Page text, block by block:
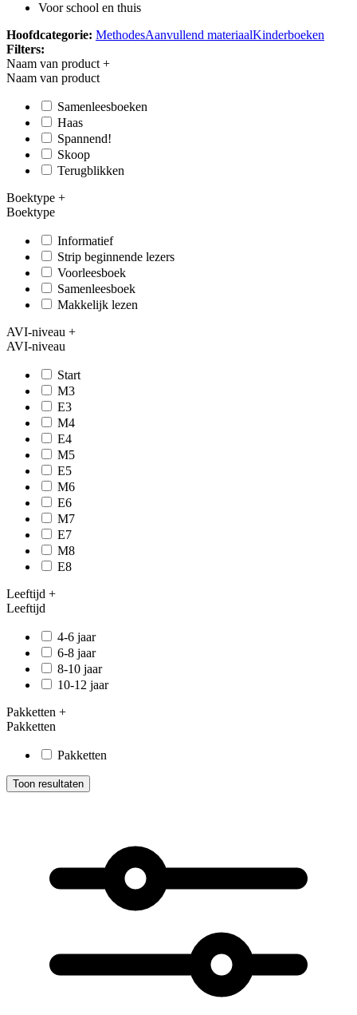
Voor school en thuis
Hoofdcategorie: MethodesAanvullend materiaalKinderboeken
Filters:
Naam van product +
Naam van product
Samenleesboeken
Haas
Spannend!
Skoop
Terugblikken
Boektype +
Boektype
Informatief
Strip beginnende lezers
Voorleesboek
Samenleesboek
Makkelijk lezen
AVI-niveau +
AVI-niveau
Start
M3
E3
M4
E4
M5
E5
M6
E6
M7
E7
M8
E8
Leeftijd +
Leeftijd
4-6 jaar
6-8 jaar
8-10 jaar
10-12 jaar
Pakketten +
Pakketten
Pakketten
Toon resultaten